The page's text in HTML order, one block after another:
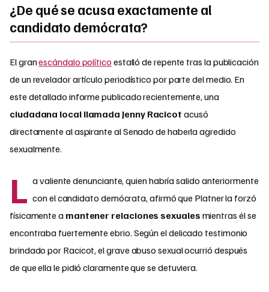
¿De qué se acusa exactamente al
candidato demócrata?
El granescándalo político estalló de repente tras la publicación
de un revelador artículo periodístico por parte del medio. En
este detallado informe publicado recientemente, una
ciudadana local llamada Jenny Racicot acusó
directamente al aspirante al Senado de haberla agredido
sexualmente.
L a valiente denunciante, quien habría salido anteriormente
con el candidato demócrata, afirmó que Platner la forzó
físicamente a mantener relaciones sexuales mientras él se
encontraba fuertemente ebrio. Según el delicado testimonio
brindado por Racicot, el grave abuso sexual ocurrió después
de que ella le pidió claramente que se detuviera.